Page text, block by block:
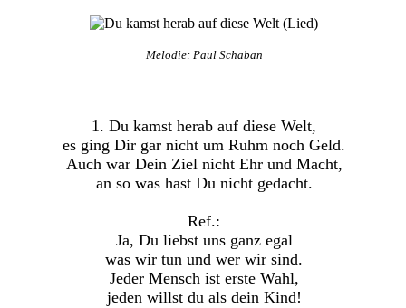
Melodie: Paul Schaban
1. Du kamst herab auf diese Welt,
es ging Dir gar nicht um Ruhm noch Geld.
Auch war Dein Ziel nicht Ehr und Macht,
an so was hast Du nicht gedacht.
Ref.:
Ja, Du liebst uns ganz egal
was wir tun und wer wir sind.
Jeder Mensch ist erste Wahl,
jeden willst du als dein Kind!